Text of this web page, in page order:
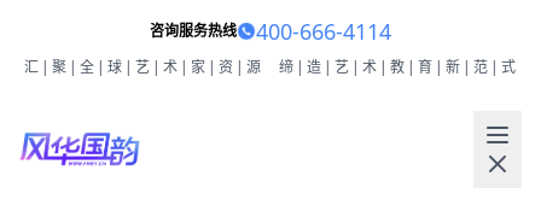
咨询服务热线 400-666-4114
汇|聚|全|球|艺|术|家|资|源 缔|造|艺|术|教|育|新|范|式